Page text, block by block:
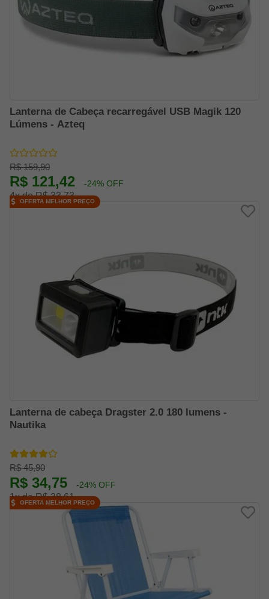
Lanterna de Cabeça recarregável USB Magik 120
Lúmens - Azteq
R$ 159,90
R$ 121,42 -24% OFF
4x de R$ 33,73
Lanterna de cabeça Dragster 2.0 180 lumens -
Nautika
R$ 45,90
R$ 34,75 -24% OFF
1x de R$ 38,61
OFERTA MELHOR PREÇO
OFERTA MELHOR PREÇO